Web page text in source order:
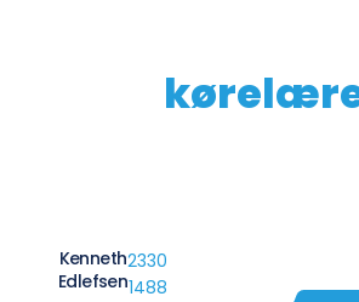
Kenneth
Edlefsen
2330
1488